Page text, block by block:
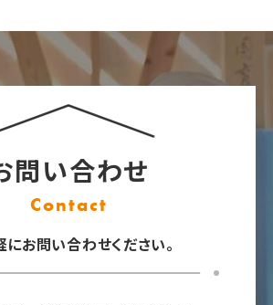
問い合わせ
Contact
にお問い合わせください。